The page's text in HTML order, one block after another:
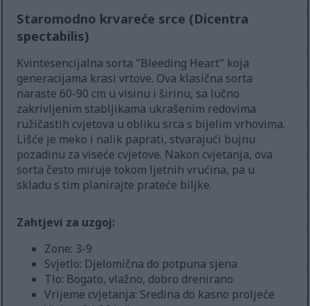
Staromodno krvareće srce (Dicentra
spectabilis)
Kvintesencijalna sorta "Bleeding Heart" koja
generacijama krasi vrtove. Ova klasična sorta
naraste 60-90 cm u visinu i širinu, sa lučno
zakrivljenim stabljikama ukrašenim redovima
ružičastih cvjetova u obliku srca s bijelim vrhovima.
Lišće je meko i nalik paprati, stvarajući bujnu
pozadinu za viseće cvjetove. Nakon cvjetanja, ova
sorta često miruje tokom ljetnih vrućina, pa u
skladu s tim planirajte prateće biljke.
Zahtjevi za uzgoj:
Zone: 3-9
Svjetlo: Djelomična do potpuna sjena
Tlo: Bogato, vlažno, dobro drenirano
Vrijeme cvjetanja: Sredina do kasno proljeće